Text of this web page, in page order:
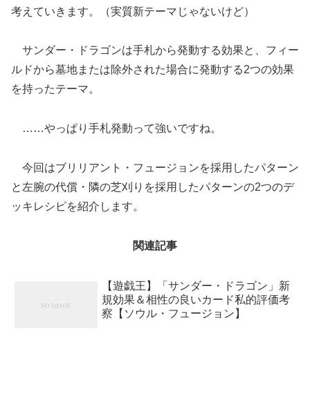
考えていきます。（実質新テーマじゃないけど）
サンダー・ドラゴンは手札から発動する効果と、フィー
ルドから墓地または除外された場合に発動する2つの効果
を持ったテーマ。
……やっぱり手札発動って強いですね。
今回はブリリアント・フュージョンを採用したパターン
と左腕の代償・隣の芝刈りを採用したパターンの2つのデ
ッキレシピを紹介します。
関連記事
【遊戯王】「サンダー・ドラゴン」新
規効果＆相性の良いカード私的評価考
察【ソウル・フュージョン】